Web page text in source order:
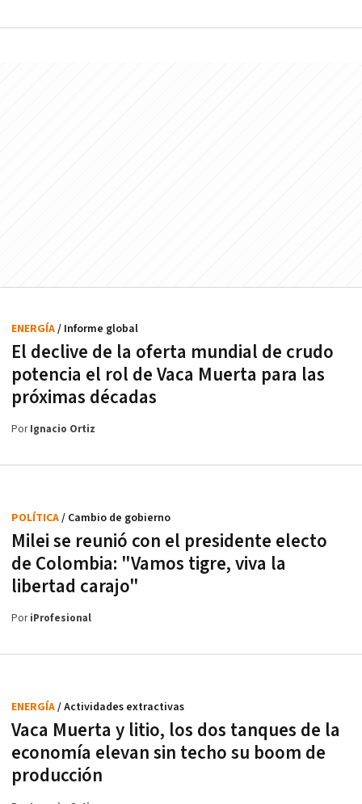
El declive de la oferta mundial de crudo
potencia el rol de Vaca Muerta para las
próximas décadas
ENERGÍA/ Informe global
PorIgnacio Ortiz
Milei se reunió con el presidente electo
de Colombia: "Vamos tigre, viva la
libertad carajo"
POLÍTICA/ Cambio de gobierno
PoriProfesional
Vaca Muerta y litio, los dos tanques de la
economía elevan sin techo su boom de
producción
ENERGÍA/ Actividades extractivas